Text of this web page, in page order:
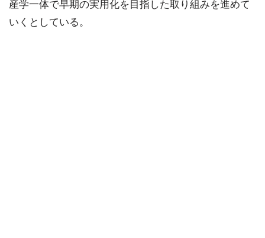
産学一体で早期の実用化を目指した取り組みを進めて
いくとしている。